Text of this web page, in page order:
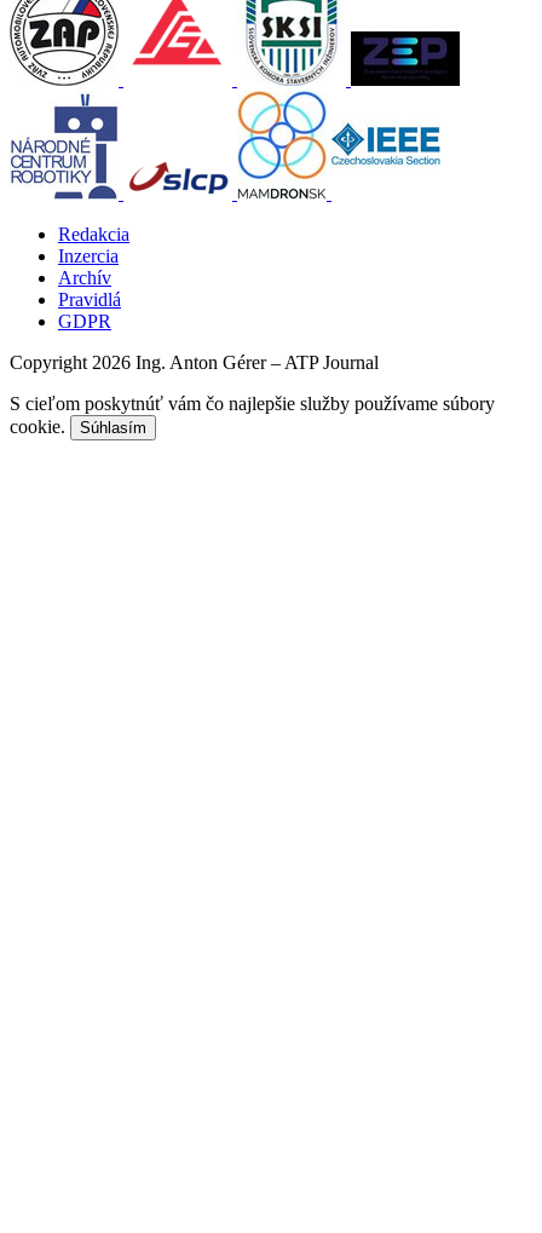
Redakcia
Inzercia
Archív
Pravidlá
GDPR
Copyright 2026 Ing. Anton Gérer – ATP Journal
S cieľom poskytnúť vám čo najlepšie služby používame súbory
cookie.
Súhlasím